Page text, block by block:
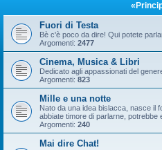
Fuori di Testa
Bè c'è poco da dire! Qui potete
Argomenti: 2477
Cinema, Musica & Libri
Dedicato agli appassionati del
Argomenti: 823
Mille e una notte
Nato da una idea bislacca, nasce il
abbiate timore di parlarne, potrebbe
Argomenti: 240
Mai dire Chat!